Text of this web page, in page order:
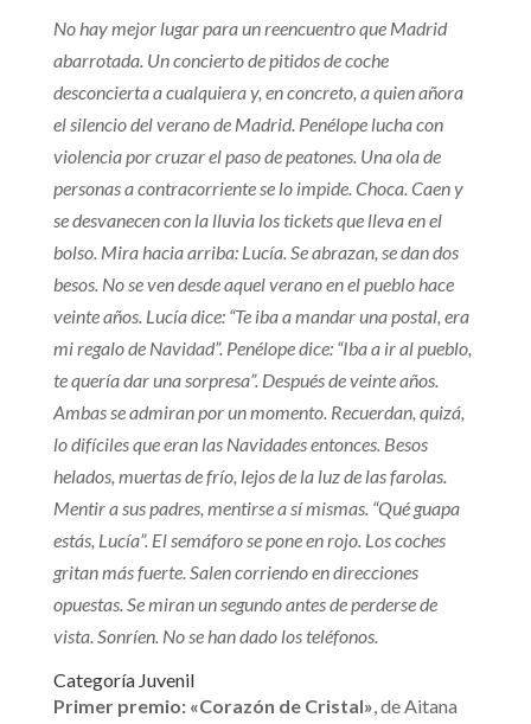
No hay mejor lugar para un reencuentro que Madrid
abarrotada. Un concierto de pitidos de coche
desconcierta a cualquiera y, en concreto, a quien añora
el silencio del verano de Madrid. Penélope lucha con
violencia por cruzar el paso de peatones. Una ola de
personas a contracorriente se lo impide. Choca. Caen y
se desvanecen con la lluvia los tickets que lleva en el
bolso. Mira hacia arriba: Lucía. Se abrazan, se dan dos
besos. No se ven desde aquel verano en el pueblo hace
veinte años. Lucía dice: “Te iba a mandar una postal, era
mi regalo de Navidad”. Penélope dice: “Iba a ir al pueblo,
te quería dar una sorpresa”. Después de veinte años.
Ambas se admiran por un momento. Recuerdan, quizá,
lo difíciles que eran las Navidades entonces. Besos
helados, muertas de frío, lejos de la luz de las farolas.
Mentir a sus padres, mentirse a sí mismas. “Qué guapa
estás, Lucía”. El semáforo se pone en rojo. Los coches
gritan más fuerte. Salen corriendo en direcciones
opuestas. Se miran un segundo antes de perderse de
vista. Sonríen. No se han dado los teléfonos.
Categoría Juvenil
Primer premio: «Corazón de Cristal» , de Aitana